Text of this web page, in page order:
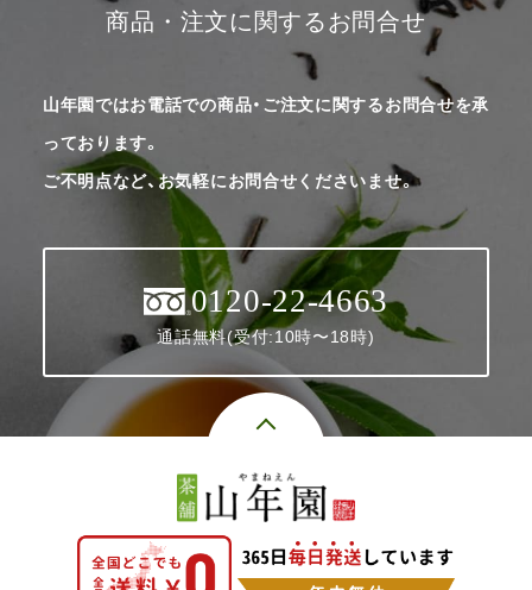
商品・注文に関するお問合せ
山年園ではお電話での商品・ご注文に関するお問合せを承
っております。
ご不明点など、お気軽にお問合せくださいませ。
0120-22-4663
通話無料(受付:10時〜18時)